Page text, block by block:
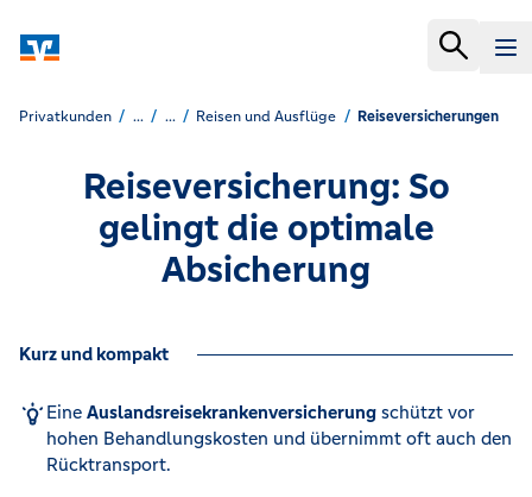
Privatkunden ... ... Reisen und Ausflüge Reiseversicherungen
Reiseversicherung: So
gelingt die optimale
Absicherung
Kurz und kompakt
Eine Auslandsreisekrankenversicherungschützt vor
hohen Behandlungskosten und übernimmt oft auch den
Rücktransport.